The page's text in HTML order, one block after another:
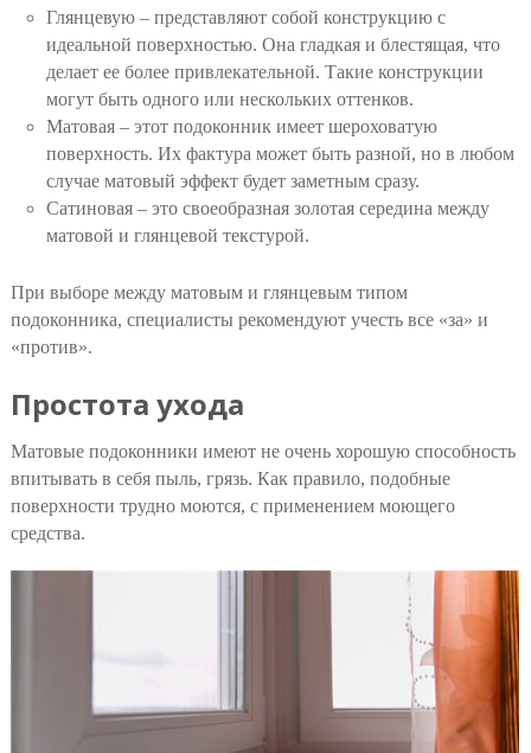
Глянцевую – представляют собой конструкцию с
идеальной поверхностью. Она гладкая и блестящая, что
делает ее более привлекательной. Такие конструкции
могут быть одного или нескольких оттенков.
Матовая – этот подоконник имеет шероховатую
поверхность. Их фактура может быть разной, но в любом
случае матовый эффект будет заметным сразу.
Сатиновая – это своеобразная золотая середина между
матовой и глянцевой текстурой.
При выборе между матовым и глянцевым типом
подоконника, специалисты рекомендуют учесть все «за» и
«против».
Простота ухода
Матовые подоконники имеют не очень хорошую способность
впитывать в себя пыль, грязь. Как правило, подобные
поверхности трудно моются, с применением моющего
средства.